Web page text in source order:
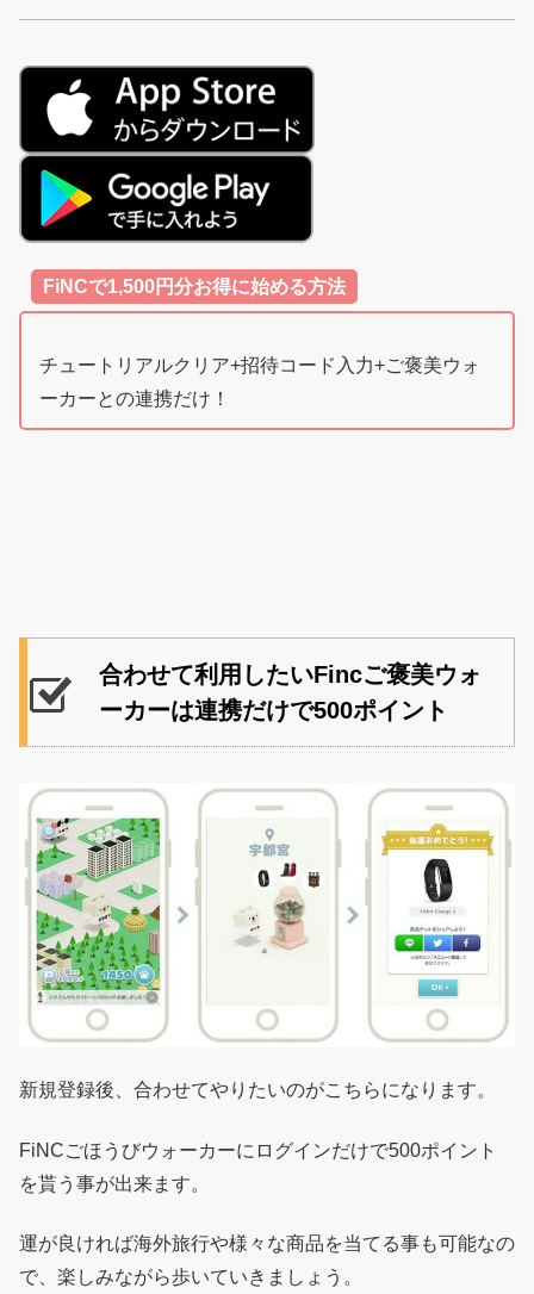
FiNCで1,500円分お得に始める方法
チュートリアルクリア+招待コード入力+ご褒美ウォ
ーカーとの連携だけ！
合わせて利用したいFincご褒美ウォ
ーカーは連携だけで500ポイント
新規登録後、合わせてやりたいのがこちらになります。
FiNCごほうびウォーカーにログインだけで500ポイント
を貰う事が出来ます。
運が良ければ海外旅行や様々な商品を当てる事も可能なの
で、楽しみながら歩いていきましょう。